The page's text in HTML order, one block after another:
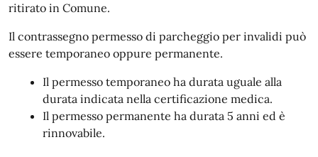
ritirato in Comune.
Il contrassegno permesso di parcheggio per invalidi può
essere temporaneo oppure permanente.
Il permesso temporaneo ha durata uguale alla
durata indicata nella certificazione medica.
Il permesso permanente ha durata 5 anni ed è
rinnovabile.